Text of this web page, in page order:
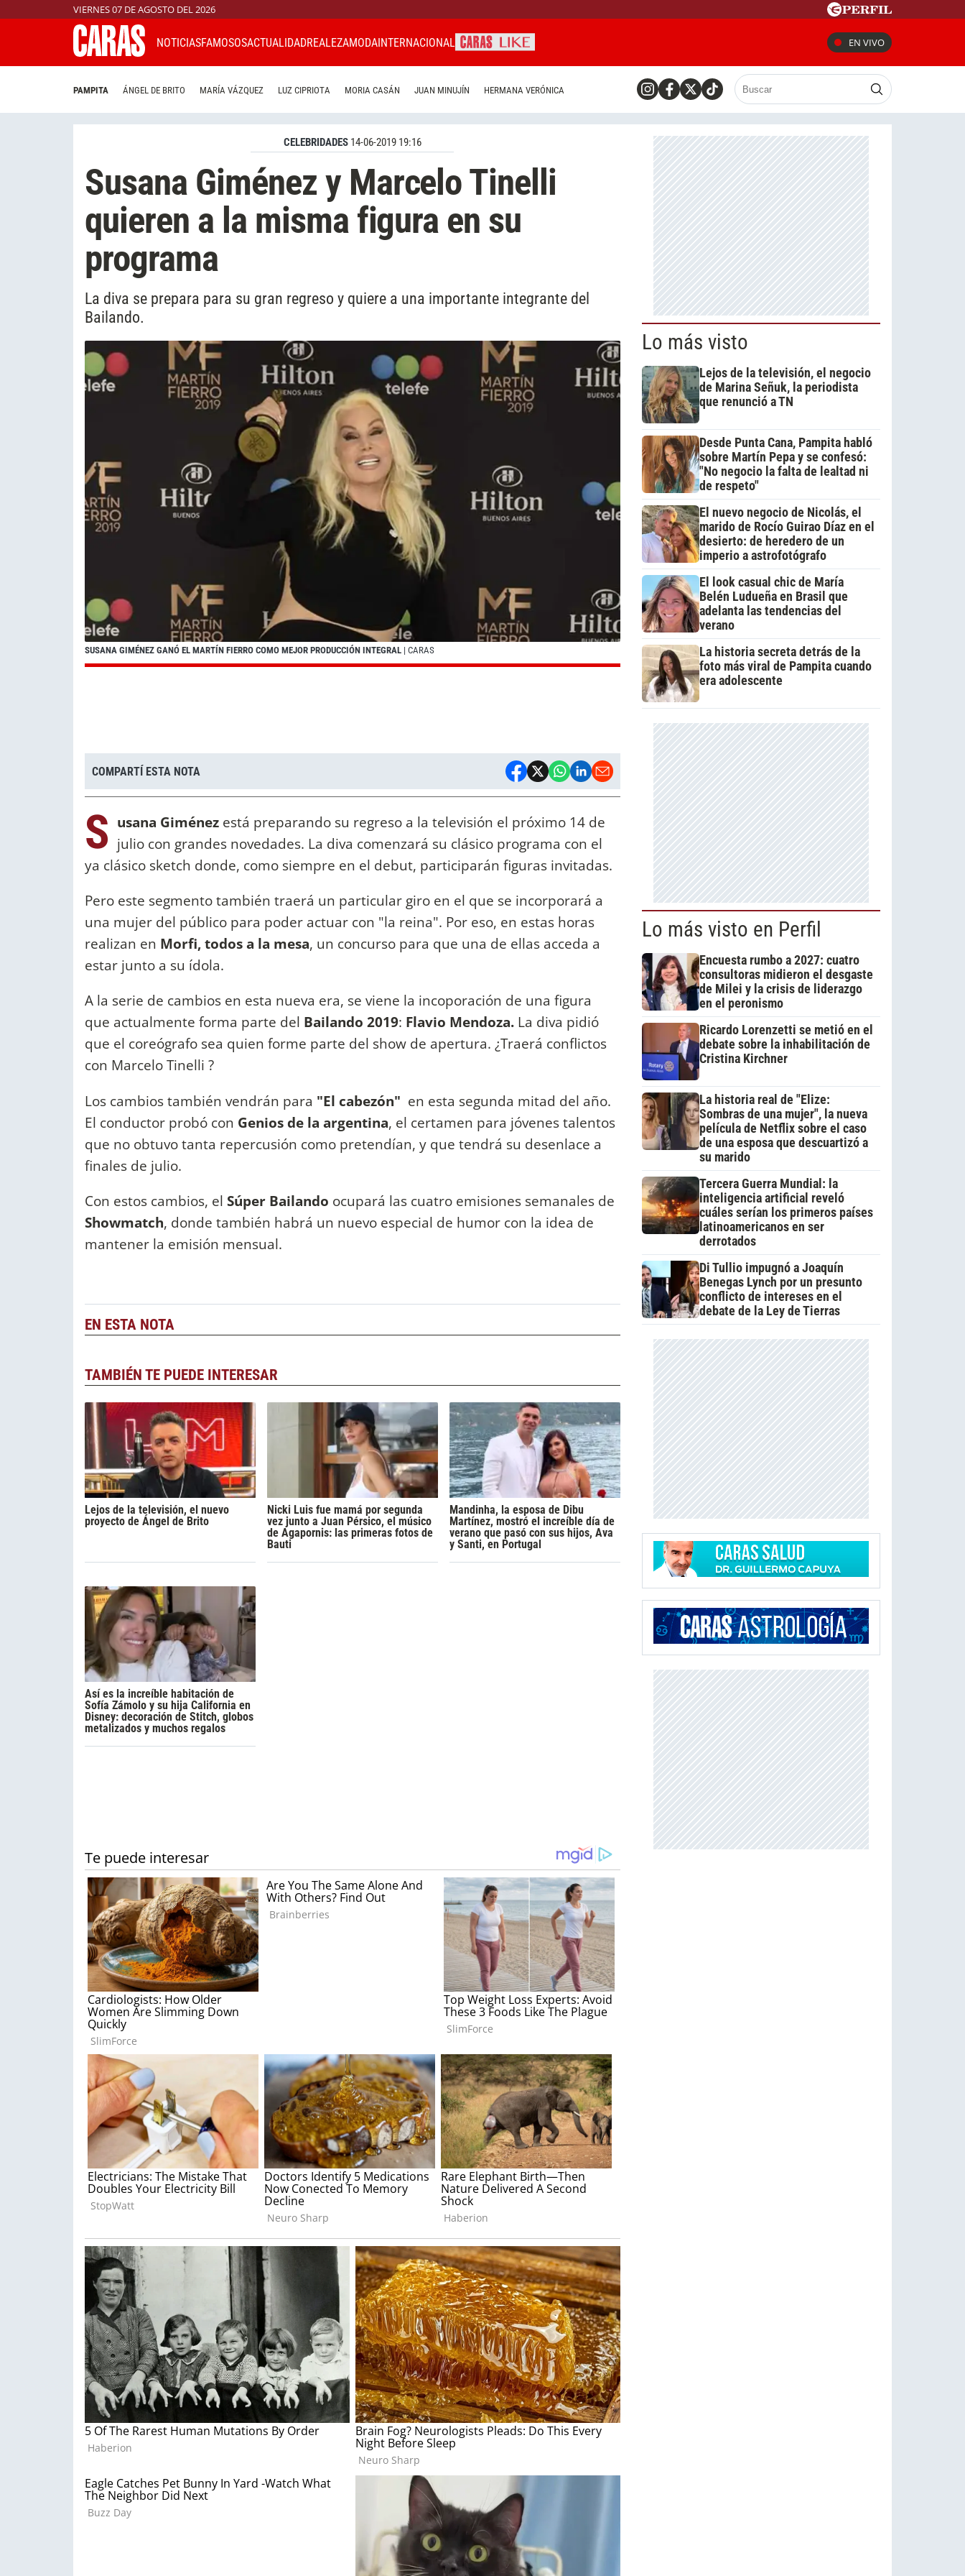
VIERNES 07 DE AGOSTO DEL 2026
NOTICIASFAMOSOSACTUALIDADREALEZAMODAINTERNACIONAL EN VIVO
PAMPITA ÁNGEL DE BRITO MARÍA VÁZQUEZ LUZ CIPRIOTA MORIA CASÁN JUAN MINUJÍN HERMANA VERÓNICA
CELEBRIDADES 14-06-2019 19:16
Susana Giménez y Marcelo Tinelli
quieren a la misma figura en su
programa
La diva se prepara para su gran regreso y quiere a una importante integrante del
Bailando.
SUSANA GIMÉNEZ GANÓ EL MARTÍN FIERRO COMO MEJOR PRODUCCIÓN INTEGRAL | CARAS
COMPARTÍ ESTA NOTA
S usana Giménez está preparando su regreso a la televisión el próximo 14 de
julio con grandes novedades. La diva comenzará su clásico programa con el
ya clásico sketch donde, como siempre en el debut, participarán figuras invitadas.
Pero este segmento también traerá un particular giro en el que se incorporará a
una mujer del público para poder actuar con "la reina". Por eso, en estas horas
realizan en Morfi, todos a la mesa, un concurso para que una de ellas acceda a
estar junto a su ídola.
A la serie de cambios en esta nueva era, se viene la incoporación de una figura
que actualmente forma parte del Bailando 2019: Flavio Mendoza. La diva pidió
que el coreógrafo sea quien forme parte del show de apertura. ¿Traerá conflictos
con Marcelo Tinelli ?
Los cambios también vendrán para "El cabezón" en esta segunda mitad del año.
El conductor probó con Genios de la argentina, el certamen para jóvenes talentos
que no obtuvo tanta repercusión como pretendían, y que tendrá su desenlace a
finales de julio.
Con estos cambios, el Súper Bailando ocupará las cuatro emisiones semanales de
Showmatch, donde también habrá un nuevo especial de humor con la idea de
mantener la emisión mensual.
EN ESTA NOTA
TAMBIÉN TE PUEDE INTERESAR
Lejos de la televisión, el nuevo
proyecto de Ángel de Brito
Nicki Luis fue mamá por segunda
vez junto a Juan Pérsico, el músico
de Agapornis: las primeras fotos de
Bauti
Mandinha, la esposa de Dibu
Martínez, mostró el increíble día de
verano que pasó con sus hijos, Ava
y Santi, en Portugal
Así es la increíble habitación de
Sofía Zámolo y su hija California en
Disney: decoración de Stitch, globos
metalizados y muchos regalos
Lo más visto
Lejos de la televisión, el negocio
de Marina Señuk, la periodista
que renunció a TN
Desde Punta Cana, Pampita habló
sobre Martín Pepa y se confesó:
"No negocio la falta de lealtad ni
de respeto"
El nuevo negocio de Nicolás, el
marido de Rocío Guirao Díaz en el
desierto: de heredero de un
imperio a astrofotógrafo
El look casual chic de María
Belén Ludueña en Brasil que
adelanta las tendencias del
verano
La historia secreta detrás de la
foto más viral de Pampita cuando
era adolescente
Lo más visto en Perfil
Encuesta rumbo a 2027: cuatro
consultoras midieron el desgaste
de Milei y la crisis de liderazgo
en el peronismo
Ricardo Lorenzetti se metió en el
debate sobre la inhabilitación de
Cristina Kirchner
La historia real de "Elize:
Sombras de una mujer", la nueva
película de Netflix sobre el caso
de una esposa que descuartizó a
su marido
Tercera Guerra Mundial: la
inteligencia artificial reveló
cuáles serían los primeros países
latinoamericanos en ser
derrotados
Di Tullio impugnó a Joaquín
Benegas Lynch por un presunto
conflicto de intereses en el
debate de la Ley de Tierras